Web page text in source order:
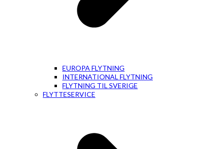
EUROPA FLYTNING
INTERNATIONAL FLYTNING
FLYTNING TIL SVERIGE
FLYTTESERVICE